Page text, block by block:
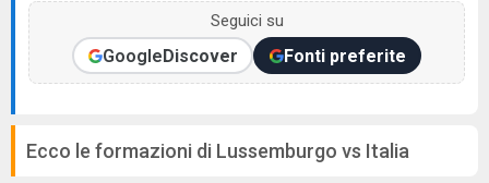
Seguici su
GoogleDiscover Fonti preferite
Ecco le formazioni di Lussemburgo vs Italia